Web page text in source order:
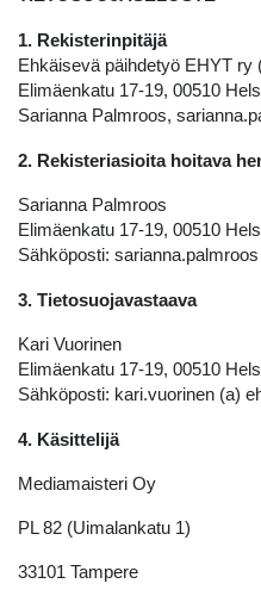
1. Rekisterinpitäjä
Ehkäisevä päihdetyö EHYT ry
Elimäenkatu 17-19, 00510
Sarianna Palmroos,
2. Rekisteriasioita hoitava
Sarianna Palmroos
Elimäenkatu 17-19, 00510
Sähköposti:
3. Tietosuojavastaava
Kari Vuorinen
Elimäenkatu 17-19, 00510
Sähköposti: kari.vuorinen (a)
4. Käsittelijä
Mediamaisteri Oy
PL 82 (Uimalankatu 1)
33101 Tampere